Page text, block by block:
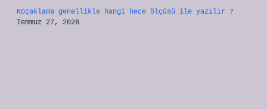
Koçaklama genellikle hangi hece ölçüsü ile yazılır ?
Temmuz 27, 2026